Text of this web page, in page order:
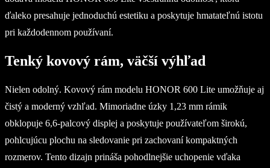
ďaleko presahuje jednoduchú estetiku a poskytuje hmatateľnú istotu
pri každodennom používaní.
Tenký kovový rám, väčší výhľad
Nielen odolný. Kovový rám modelu HONOR 600 Lite umožňuje aj
čistý a moderný vzhľad. Mimoriadne úzky 1,23 mm rámik
obklopuje 6,6-palcový displej a poskytuje používateľom širokú,
pohlcujúcu plochu na sledovanie pri zachovaní kompaktných
rozmerov. Tento dizajn prináša pohodlnejšie uchopenie vďaka